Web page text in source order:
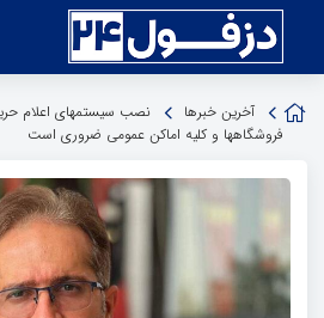
آخرین خبرها
نصب سیستمهای اعلام
فروشگاهها و کلیه اماکن عمومی ضروری است